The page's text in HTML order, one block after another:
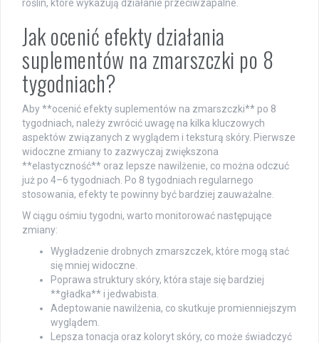
roślin, które wykazują działanie przeciwzapalne.
Jak ocenić efekty działania
suplementów na zmarszczki po 8
tygodniach?
Aby **ocenić efekty suplementów na zmarszczki** po 8
tygodniach, należy zwrócić uwagę na kilka kluczowych
aspektów związanych z wyglądem i teksturą skóry. Pierwsze
widoczne zmiany to zazwyczaj zwiększona
**elastyczność** oraz lepsze nawilżenie, co można odczuć
już po 4–6 tygodniach. Po 8 tygodniach regularnego
stosowania, efekty te powinny być bardziej zauważalne.
W ciągu ośmiu tygodni, warto monitorować następujące
zmiany:
Wygładzenie drobnych zmarszczek, które mogą stać
się mniej widoczne.
Poprawa struktury skóry, która staje się bardziej
**gładka** i jedwabista.
Adeptowanie nawilżenia, co skutkuje promienniejszym
wyglądem.
Lepsza tonacja oraz koloryt skóry, co może świadczyć